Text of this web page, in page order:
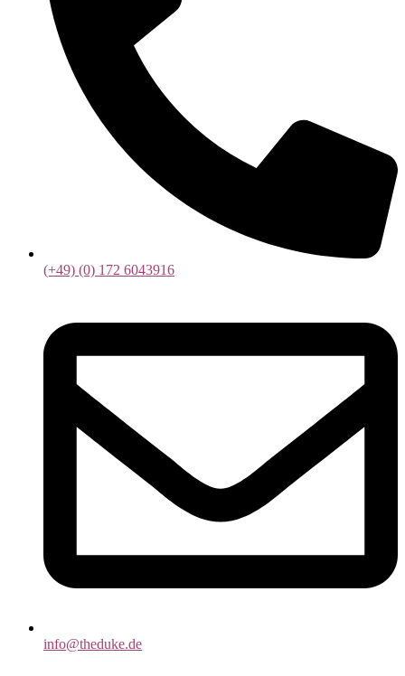
(+49) (0) 172 6043916
info@theduke.de